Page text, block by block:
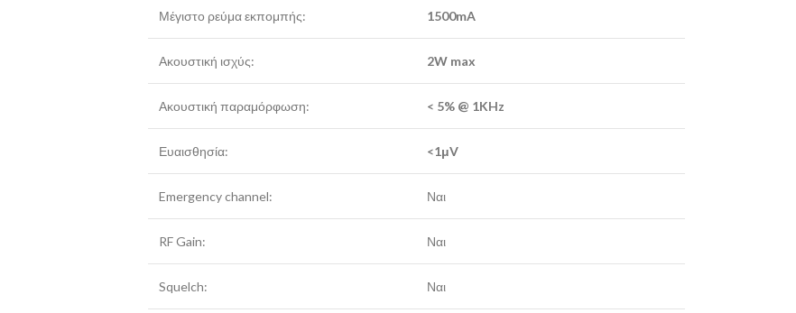
Μέγιστο ρεύμα εκπομπής: 1500mA
Ακουστική ισχύς: 2W max
Ακουστική παραμόρφωση: < 5% @ 1KHz
Ευαισθησία: <1μV
Emergency channel: Ναι
RF Gain: Ναι
Squelch: Ναι